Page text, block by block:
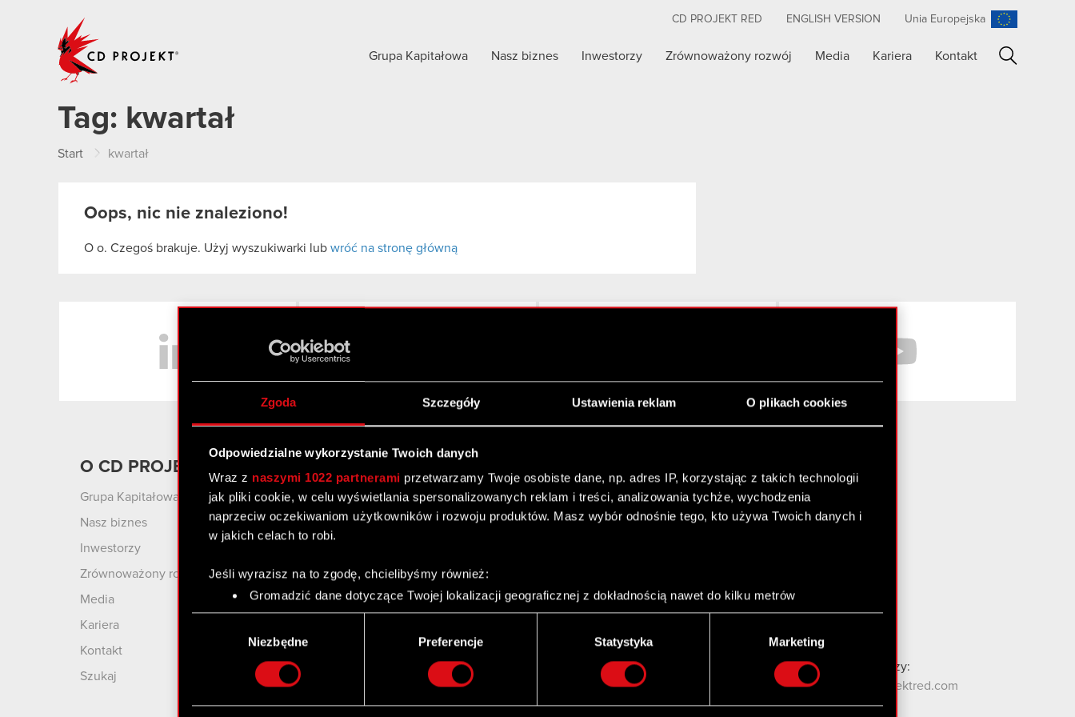
Zgoda Szczegóły Ustawienia reklam O plikach cookies
Odpowiedzialne wykorzystanie Twoich danych
Wraz z naszymi 1022 partnerami przetwarzamy Twoje osobiste dane, np. adres IP, korzystając z takich technologii
jak pliki cookie, w celu wyświetlania spersonalizowanych reklam i treści, analizowania tychże, wychodzenia
naprzeciw oczekiwaniom użytkowników i rozwoju produktów. Masz wybór odnośnie tego, kto używa Twoich danych i
w jakich celach to robi.
Jeśli wyrazisz na to zgodę, chcielibyśmy również:
Gromadzić dane dotyczące Twojej lokalizacji geograficznej z dokładnością nawet do kilku metrów
Identyfikować Twoje urządzenie, aktywnie analizując charakteryzującego je zbiory danych (fingerprinting,
Dowiedz się więcej odnośnie tego, jak Twoje osobiste dane są przetwarzane oraz ustaw własne preferencje w
szczegółów . W Deklaracji plików cookie możesz zmienić lub wycofać swoją zgodę w dowolnej chwili.
Wykorzystujemy pliki cookie do spersonalizowania treści i reklam, aby oferować funkcje społecznościowe i
Niezbędne Preferencje Statystyka Marketing
CD PROJEKT RED ENGLISH VERSION Unia Europejska
Grupa Kapitałowa Nasz biznes Inwestorzy Zrównoważony rozwój Media Kariera Kontakt
Tag: kwartał
Start kwartał
Oops, nic nie znaleziono!
O o. Czegoś brakuje. Użyj wyszukiwarki lub wróć na stronę główną
O CD PROJEKT
Grupa Kapitałowa
Nasz biznes
Inwestorzy
Zrównoważony rozwój
Media
Kariera
Kontakt
Szukaj
Cyberpunk 2077: Widmo
Wolności
Cyberpunk 2077
Wiedźmin
GWINT: Wiedźmińska Gra
CD PROJEKT S.A.
ul. Jagiellońska 74
recepcja@cdprojekt.com
Wsparcie techniczne:
Media i inwestorzy:
media@cdprojektred.com
Kontakt ESG:
esg@cdprojekt.com
Kontakt dla społeczności graczy:
contact.community@cdprojektred.com